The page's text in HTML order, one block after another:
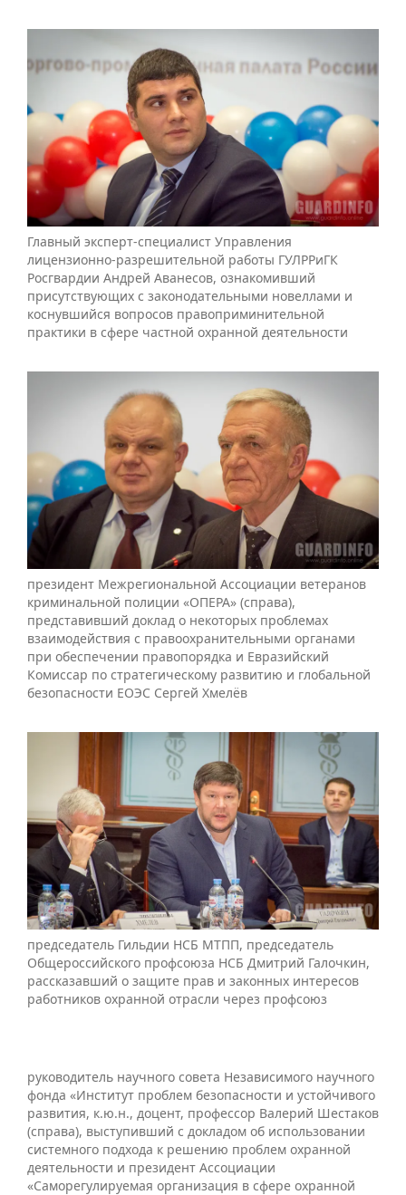
Главный эксперт-специалист Управления
лицензионно-разрешительной работы ГУЛРРиГК
Росгвардии Андрей Аванесов, ознакомивший
присутствующих с законодательными новеллами и
коснувшийся вопросов правоприминительной
практики в сфере частной охранной деятельности
президент Межрегиональной Ассоциации ветеранов
криминальной полиции «ОПЕРА» (справа),
представивший доклад о некоторых проблемах
взаимодействия с правоохранительными органами
при обеспечении правопорядка и Евразийский
Комиссар по стратегическому развитию и глобальной
безопасности ЕОЭС Сергей Хмелёв
председатель Гильдии НСБ МТПП, председатель
Общероссийского профсоюза НСБ Дмитрий Галочкин,
рассказавший о защите прав и законных интересов
работников охранной отрасли через профсоюз
руководитель научного совета Независимого научного
фонда «Институт проблем безопасности и устойчивого
развития, к.ю.н., доцент, профессор Валерий Шестаков
(справа), выступивший с докладом об использовании
системного подхода к решению проблем охранной
деятельности и президент Ассоциации
«Саморегулируемая организация в сфере охранной